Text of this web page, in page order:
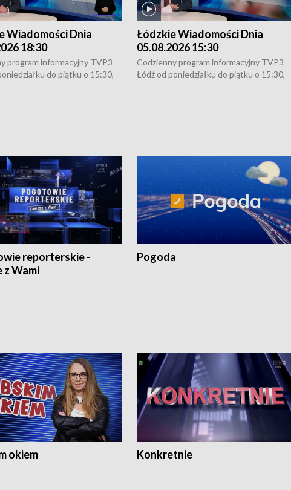
Wiadomości Dnia
18:30
program informacyjny TVP3
do piątku o 15:30,
Łódzkie Wiadomości Dnia
05.08.2026 15:30
Codzienny program informacyjny TVP3
Łódź od poniedziałku do piątku o 15:30,
reporterskie -
z Wami
Pogoda
okiem Konkretnie